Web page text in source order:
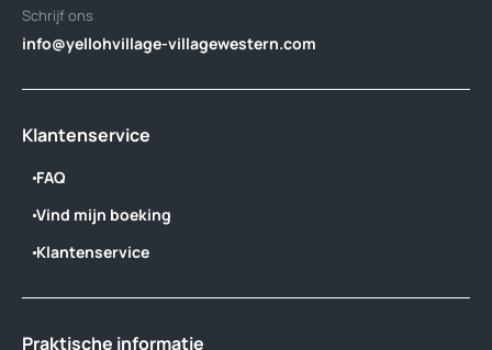
Schrijf ons
info@yellohvillage-villagewestern.com
Klantenservice
FAQ
Vind mijn boeking
Klantenservice
Praktische informatie